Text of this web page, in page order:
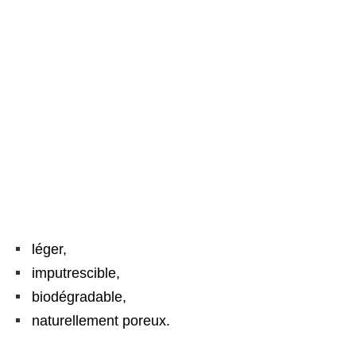
léger,
imputrescible,
biodégradable,
naturellement poreux.